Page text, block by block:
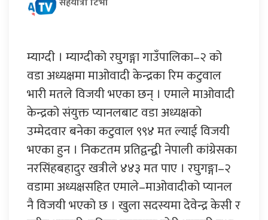
म्याग्दी । म्याग्दीको रघुगङ्गा गाउँपालिका–२ को
वडा अध्यक्षमा माओवादी केन्द्रका रिम कटुवाल
भारी मतले विजयी भएका छन् । एमाले माओवादी
केन्द्रको संयुक्त प्यानलबाट वडा अध्यक्षको
उम्मेदवार बनेका कटुवाल ९९४ मत ल्याई विजयी
भएका हुन । निकटतम प्रतिद्वन्द्वी नेपाली कांग्रेसका
नरसिंहबहादुर खत्रीले ४४३ मत पाए । रघुगङ्गा–२
वडामा अध्यक्षसहित एमाले–माओवादीको प्यानल
नै विजयी भएको छ । खुला सदस्यमा देवेन्द्र केसी र